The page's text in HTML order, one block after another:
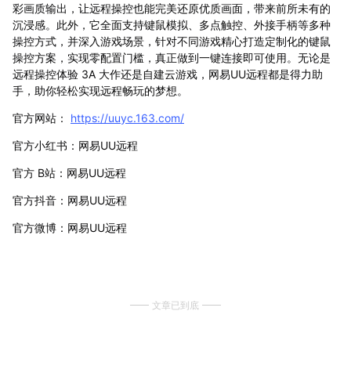
彩画质输出，让远程操控也能完美还原优质画面，带来前所未有的
沉浸感。此外，它全面支持键鼠模拟、多点触控、外接手柄等多种
操控方式，并深入游戏场景，针对不同游戏精心打造定制化的键鼠
操控方案，实现零配置门槛，真正做到一键连接即可使用。无论是
远程操控体验 3A 大作还是自建云游戏，网易UU远程都是得力助
手，助你轻松实现远程畅玩的梦想。
官方网站： https://uuyc.163.com/
官方小红书：网易UU远程
官方 B站：网易UU远程
官方抖音：网易UU远程
官方微博：网易UU远程
文章已到底